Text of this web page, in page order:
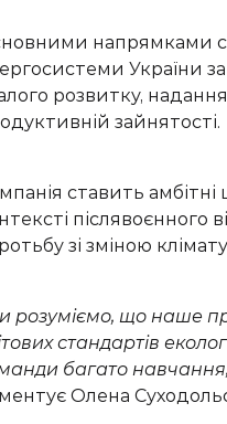
напрямками
України
розвитку,
зайнятості.
ставить
післявоєнного
узі зміною
розуміємо, що наше
стандартів
багато
Олена